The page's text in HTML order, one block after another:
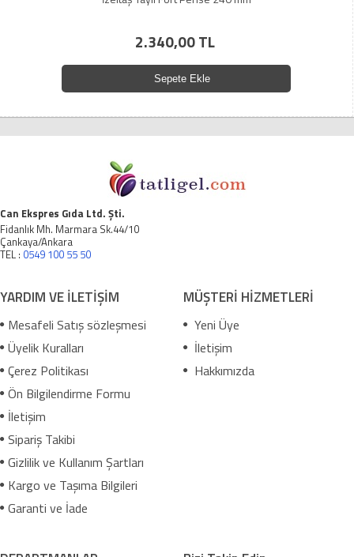
2.340,00 TL
Sepete Ekle
Can Ekspres Gıda Ltd. Şti.
Fidanlık Mh. Marmara Sk.44/10
Çankaya/Ankara
TEL : 0549 100 55 50
YARDIM VE İLETİŞİM
Mesafeli Satış sözleşmesi
Üyelik Kuralları
Çerez Politikası
Ön Bilgilendirme Formu
İletişim
Sipariş Takibi
Gizlilik ve Kullanım Şartları
Kargo ve Taşıma Bilgileri
Garanti ve İade
MÜŞTERİ HİZMETLERİ
Yeni Üye
İletişim
Hakkımızda